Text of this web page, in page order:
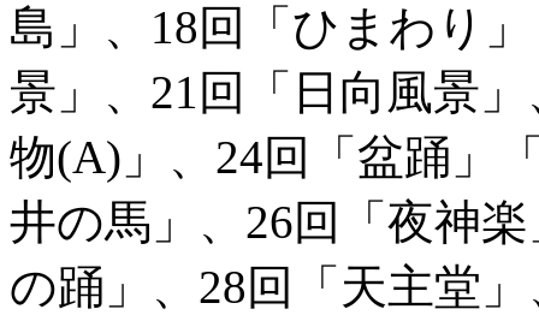
島」、18回「ひまわり
景」、21回「日向風景
物(A)」、24回「盆踊」
井の馬」、26回「夜神
の踊」、28回「天主堂